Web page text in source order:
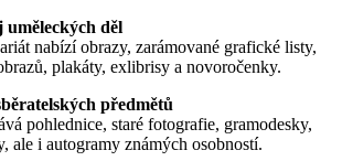
uměleckých děl
nabízí obrazy, zarámované grafické listy,
plakáty, exlibrisy a novoročenky.
předmětů
pohlednice, staré fotografie, gramodesky,
ale i autogramy známých osobností.